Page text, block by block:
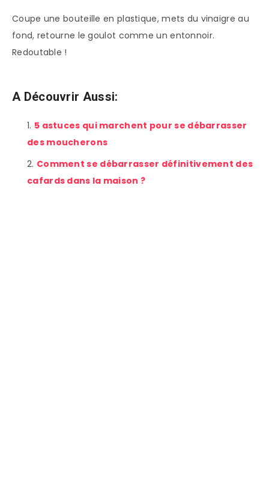
Coupe une bouteille en plastique, mets du vinaigre au
fond, retourne le goulot comme un entonnoir.
Redoutable !
A Découvrir Aussi:
5 astuces qui marchent pour se débarrasser
des moucherons
Comment se débarrasser définitivement des
cafards dans la maison ?